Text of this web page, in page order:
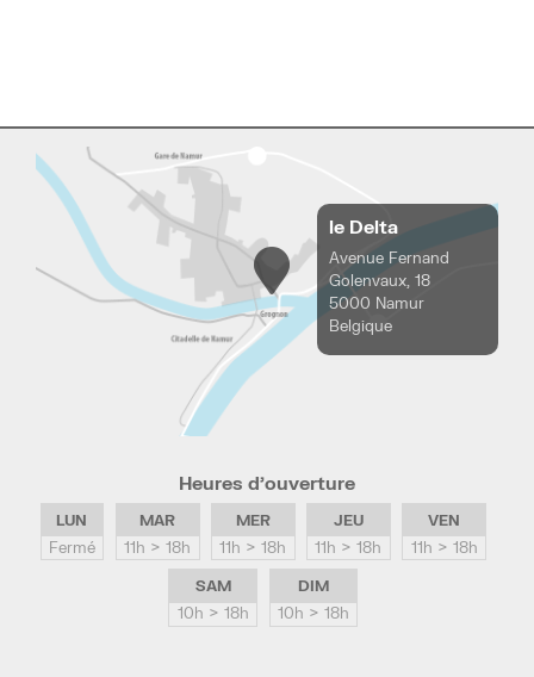
le Delta
Avenue Fernand
Golenvaux, 18
5000 Namur
Belgique
Heures d’ouverture
LUN
Fermé
MAR
11h > 18h
MER
11h > 18h
JEU
11h > 18h
VEN
11h > 18h
SAM
10h > 18h
DIM
10h > 18h